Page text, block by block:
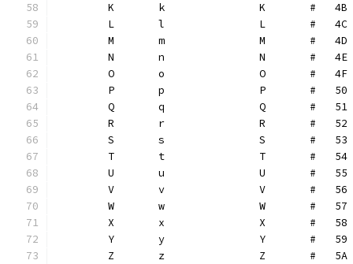
	K	k		K	#   4B
	L	l		L	#   4C
	M	m		M	#   4D
	N	n		N	#   4E
	O	o		O	#   4F
	P	p		P	#   50
	Q	q		Q	#   51
	R	r		R	#   52
	S	s		S	#   53
	T	t		T	#   54
	U	u		U	#   55
	V	v		V	#   56
	W	w		W	#   57
	X	x		X	#   58
	Y	y		Y	#   59
	Z	z		Z	#   5A